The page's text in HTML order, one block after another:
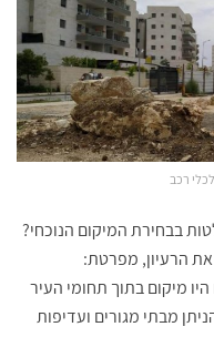
רכב
בבחירת המיקום הנוכחי?
הרעיון, מפרטת:
מיקום בתוך תחומי העיר
מבתי מגורים ועדיפות